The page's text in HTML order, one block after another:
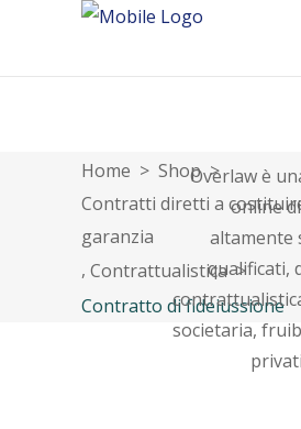
Overlaw è
online
altamente
qualificati,
societaria,
Home > Shop>
Contratti diretti a
garanzia
, Contrattualistica>
Contratto di fideiussione